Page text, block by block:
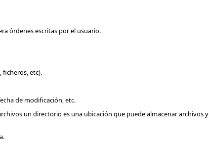
órdenes escritas por el usuario.
ficheros, etc).
de modificación, etc.
un directorio es una ubicación que puede almacenar archivos y